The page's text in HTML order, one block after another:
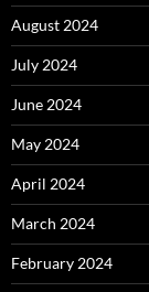
August 2024
July 2024
June 2024
May 2024
April 2024
March 2024
February 2024